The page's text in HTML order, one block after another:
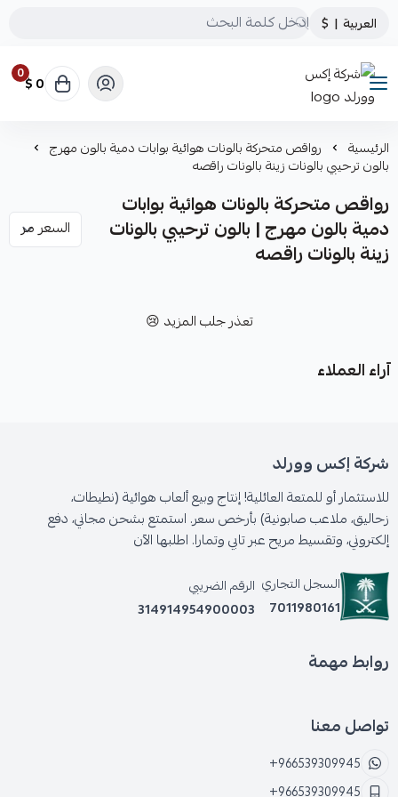
العربية |
$
شركة إكس وورلد
0 0 $
الرئيسية رواقص متحركة بالونات هوائية بوابات دمية بالون مهرج
بالون ترحيبي بالونات زينة بالونات راقصه
رواقص متحركة بالونات هوائية بوابات
دمية بالون مهرج | بالون ترحيبي بالونات
زينة بالونات راقصه
تعذر جلب المزيد 😢
آراء العملاء
شركة إكس وورلد
للاستثمار أو للمتعة العائلية! إنتاج وبيع ألعاب هوائية (نطيطات،
زحاليق، ملاعب صابونية) بأرخص سعر. استمتع بشحن مجاني، دفع
إلكتروني، وتقسيط مريح عبر تابي وتمارا. اطلبها الآن
السجل التجاري
7011980161
الرقم الضريبي
314914954900003
روابط مهمة
تواصل معنا
+966539309945
+966539309945